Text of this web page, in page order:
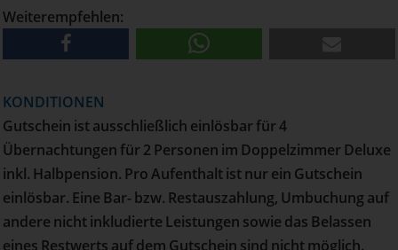
Weiterempfehlen:
KONDITIONEN
Gutschein ist ausschließlich einlösbar für 4
Übernachtungen für 2 Personen im Doppelzimmer Deluxe
inkl. Halbpension. Pro Aufenthalt ist nur ein Gutschein
einlösbar. Eine Bar- bzw. Restauszahlung, Umbuchung auf
andere nicht inkludierte Leistungen sowie das Belassen
eines Restwerts auf dem Gutschein sind nicht möglich.